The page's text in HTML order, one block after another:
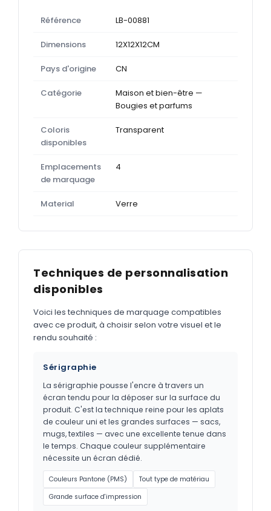
Référence LB-00881
Dimensions 12X12X12CM
Pays d'origine CN
Catégorie
Maison et bien-être —
Bougies et parfums
Coloris
disponibles
Transparent
Emplacements
de marquage
4
Material Verre
Techniques de personnalisation
disponibles
Voici les techniques de marquage compatibles
avec ce produit, à choisir selon votre visuel et le
rendu souhaité :
Sérigraphie
La sérigraphie pousse l'encre à travers un
écran tendu pour la déposer sur la surface du
produit. C'est la technique reine pour les aplats
de couleur uni et les grandes surfaces — sacs,
mugs, textiles — avec une excellente tenue dans
le temps. Chaque couleur supplémentaire
nécessite un écran dédié.
Couleurs Pantone (PMS)
Tout type de matériau
Grande surface d'impression